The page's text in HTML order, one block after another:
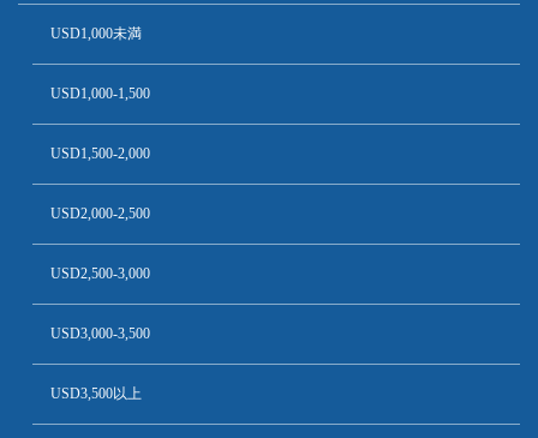
USD1,000未満
USD1,000-1,500
USD1,500-2,000
USD2,000-2,500
USD2,500-3,000
USD3,000-3,500
USD3,500以上